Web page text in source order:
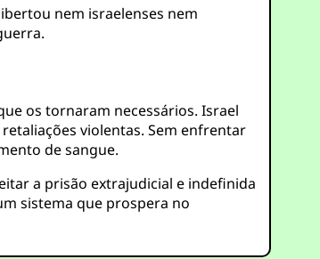
nem israelenses nem
os tornaram necessários. Israel
violentas. Sem enfrentar
de sangue.
a prisão extrajudicial e indefinida
sistema que prospera no